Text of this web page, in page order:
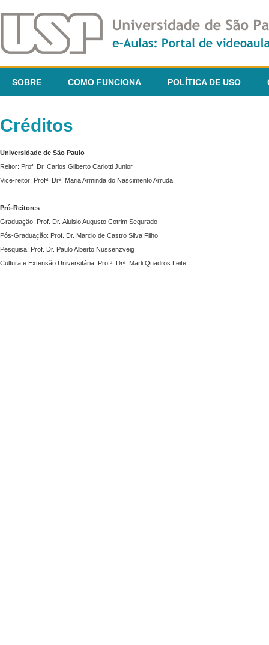
SOBRE COMO FUNCIONA POLÍTICA DE USO
Créditos
Universidade de São Paulo
Reitor: Prof. Dr. Carlos Gilberto Carlotti Junior
Vice-reitor: Profª. Drª. Maria Arminda do Nascimento Arruda
Pró-Reitores
Graduação: Prof. Dr. Aluisio Augusto Cotrim Segurado
Pós-Graduação: Prof. Dr. Marcio de Castro Silva Filho
Pesquisa: Prof. Dr. Paulo Alberto Nussenzveig
Cultura e Extensão Universitária: Profª. Drª. Marli Quadros Leite